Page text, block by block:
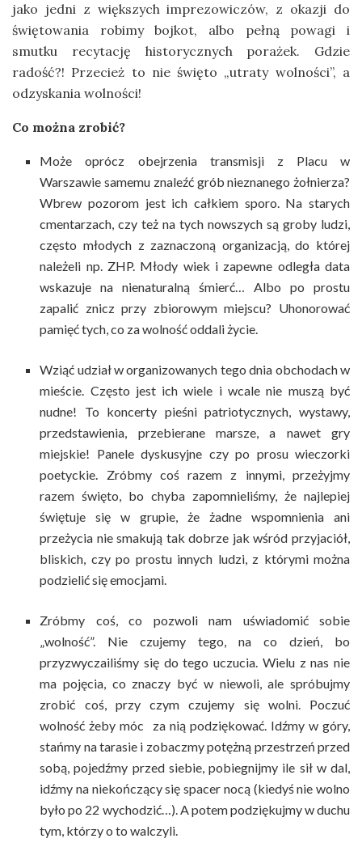
jako jedni z większych imprezowiczów, z okazji do
świętowania robimy bojkot, albo pełną powagi i
smutku recytację historycznych porażek. Gdzie
radość?! Przecież to nie święto „utraty wolności”, a
odzyskania wolności!
Co można zrobić?
Może oprócz obejrzenia transmisji z Placu w
Warszawie samemu znaleźć grób nieznanego żołnierza?
Wbrew pozorom jest ich całkiem sporo. Na starych
cmentarzach, czy też na tych nowszych są groby ludzi,
często młodych z zaznaczoną organizacją, do której
należeli np. ZHP. Młody wiek i zapewne odległa data
wskazuje na nienaturalną śmierć… Albo po prostu
zapalić znicz przy zbiorowym miejscu? Uhonorować
pamięć tych, co za wolność oddali życie.
Wziąć udział w organizowanych tego dnia obchodach w
mieście. Często jest ich wiele i wcale nie muszą być
nudne! To koncerty pieśni patriotycznych, wystawy,
przedstawienia, przebierane marsze, a nawet gry
miejskie! Panele dyskusyjne czy po prosu wieczorki
poetyckie. Zróbmy coś razem z innymi, przeżyjmy
razem święto, bo chyba zapomnieliśmy, że najlepiej
świętuje się w grupie, że żadne wspomnienia ani
przeżycia nie smakują tak dobrze jak wśród przyjaciół,
bliskich, czy po prostu innych ludzi, z którymi można
podzielić się emocjami.
Zróbmy coś, co pozwoli nam uświadomić sobie
„wolność”. Nie czujemy tego, na co dzień, bo
przyzwyczailiśmy się do tego uczucia. Wielu z nas nie
ma pojęcia, co znaczy być w niewoli, ale spróbujmy
zrobić coś, przy czym czujemy się wolni. Poczuć
wolność żeby móc za nią podziękować. Idźmy w góry,
stańmy na tarasie i zobaczmy potężną przestrzeń przed
sobą, pojedźmy przed siebie, pobiegnijmy ile sił w dal,
idźmy na niekończący się spacer nocą (kiedyś nie wolno
było po 22 wychodzić…). A potem podziękujmy w duchu
tym, którzy o to walczyli.